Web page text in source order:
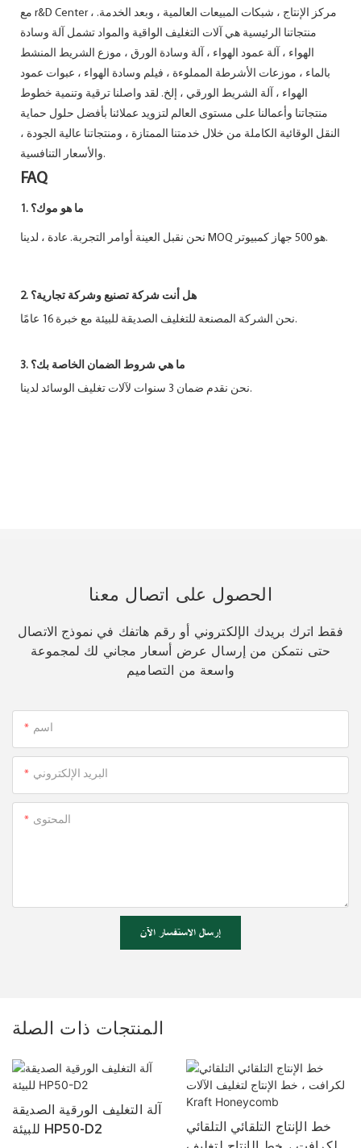
مع r&D Center ، مركز الإنتاج ، شبكات المبيعات العالمية ، وبعد الخدمة.
منتجاتنا الرئيسية هي آلات التغليف الواقية والمواد تشمل آلة وسادة
الهواء ، آلة عمود الهواء ، آلة وسادة الورق ، موزع الشريط المنشط
بالماء ، موزعات الأشرطة المملوءة ، فيلم وسادة الهواء ، عبوات عمود
الهواء ، آلة الشريط الورقي ، إلخ. لقد واصلنا ترقية وتنمية خطوط
منتجاتنا وأعمالنا على مستوى العالم لتزويد عملائنا بأفضل حلول حماية
النقل الوقائية الكاملة من خلال خدمتنا الممتازة ، ومنتجاتنا عالية الجودة ،
والأسعار التنافسية.
FAQ
1. ما هو موك؟
نحن نقبل العينة أوامر التجربة. عادة ، لدينا MOQ هو 500 جهاز كمبيوتر.
2. هل أنت شركة تصنيع وشركة تجارية؟
نحن الشركة المصنعة للتغليف الصديقة للبيئة مع خبرة 16 عامًا.
3. ما هي شروط الضمان الخاصة بك؟
نحن نقدم ضمان 3 سنوات لآلات تغليف الوسائد لدينا.
الحصول على اتصال معنا
فقط اترك بريدك الإلكتروني أو رقم هاتفك في نموذج الاتصال
حتى نتمكن من إرسال عرض أسعار مجاني لك لمجموعة
واسعة من التصاميم
اسم
البريد الإلكتروني
المحتوى
إرسال الاستفسار الآن
المنتجات ذات الصلة
آلة التغليف الورقية الصديقة
للبيئة HP50-D2
خط الإنتاج التلقائي التلقائي